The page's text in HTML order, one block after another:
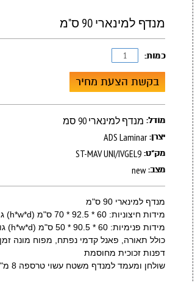
מנדף למינארי 90 ס"מ
כמות:
בקשת הצעת מחיר
מודל: מנדף למינארי 90 סמ
יצרן: ADS Laminar
מק"ט: ST-MAV UNI/IVGEL9
מצב: new
מנדף למינארי 90 ס"מ
מידות חיצוניות: 60 * 92.5 * 70 ס"מ (h*w*d) גובה לא כולל מפוח
מידות פנימיות: 60 * 90.5 * 50 ס"מ (h*w*d) גובה לא כולל מפוח
כולל תאורה, פאנל קדמי נפתח, מפוח מונה
דפנות זכוכית מחוסמת
שולחן ומעמד למנדף משטח עשוי טרספה 8 מ"מ